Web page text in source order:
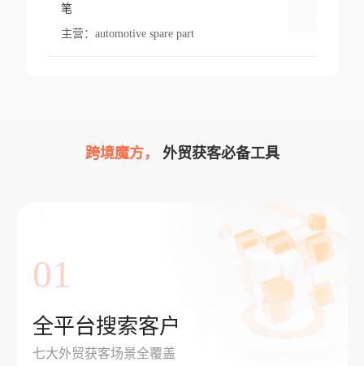
笔
主营： automotive spare part
跨境魔方， 外贸获客必备工具
01
全平台搜索客户
七大外贸获客场景全覆盖